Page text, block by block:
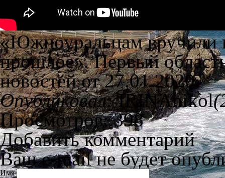
«Южноуральцам вручили
прошлое». Первый
новостей от 27.01.2020
Опубликовал:IRINAnikol
Просмотров: 398
Добавить комментарий
Ваш e-mail не будет
Имя